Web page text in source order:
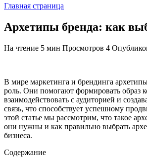
Главная страница
Архетипы бренда: как
На чтение 5 мин Просмотров 4
В мире маркетинга и брендинга
роль. Они помогают формировать образ
взаимодействовать с аудиторией и
связь, что способствует успешному
этой статье мы рассмотрим, что такое
они нужны и как правильно выбрать
бизнеса.
Содержание